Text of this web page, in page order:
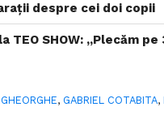
despre cei doi copii
TEO SHOW: „Plecăm
, GABRIEL COTABITA,